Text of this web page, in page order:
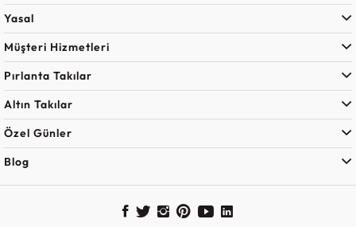
Yasal
Müşteri Hizmetleri
Pırlanta Takılar
Altın Takılar
Özel Günler
Blog